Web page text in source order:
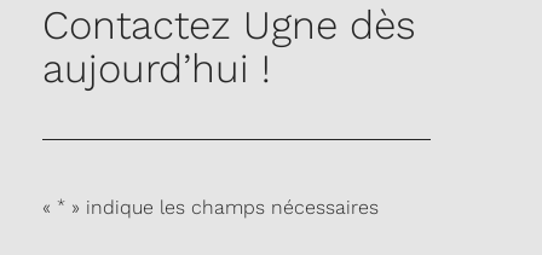
Contactez Ugne dès
aujourd’hui !
« * » indique les champs nécessaires